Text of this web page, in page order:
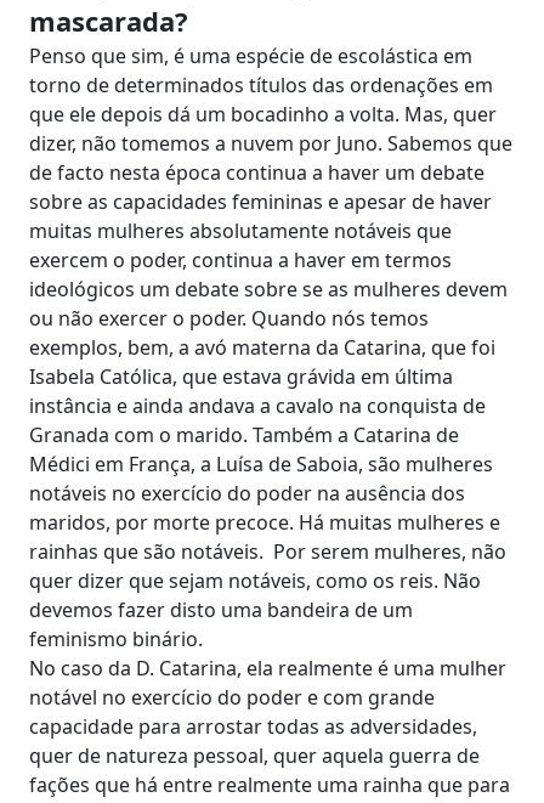
mascarada?
Penso que sim, é uma espécie de escolástica em
torno de determinados títulos das ordenações em
que ele depois dá um bocadinho a volta. Mas, quer
dizer, não tomemos a nuvem por Juno. Sabemos que
de facto nesta época continua a haver um debate
sobre as capacidades femininas e apesar de haver
muitas mulheres absolutamente notáveis que
exercem o poder, continua a haver em termos
ideológicos um debate sobre se as mulheres devem
ou não exercer o poder. Quando nós temos
exemplos, bem, a avó materna da Catarina, que foi
Isabela Católica, que estava grávida em última
instância e ainda andava a cavalo na conquista de
Granada com o marido. Também a Catarina de
Médici em França, a Luísa de Saboia, são mulheres
notáveis no exercício do poder na ausência dos
maridos, por morte precoce. Há muitas mulheres e
rainhas que são notáveis. Por serem mulheres, não
quer dizer que sejam notáveis, como os reis. Não
devemos fazer disto uma bandeira de um
feminismo binário.
No caso da D. Catarina, ela realmente é uma mulher
notável no exercício do poder e com grande
capacidade para arrostar todas as adversidades,
quer de natureza pessoal, quer aquela guerra de
fações que há entre realmente uma rainha que para